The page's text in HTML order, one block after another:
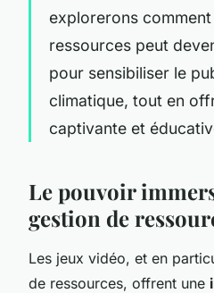
explorerons
ressources peut
pour sensibiliser le
climatique, tout en
captivante et
Le pouvoir
gestion de
Les jeux vidéo, et en
de ressources, offrent une